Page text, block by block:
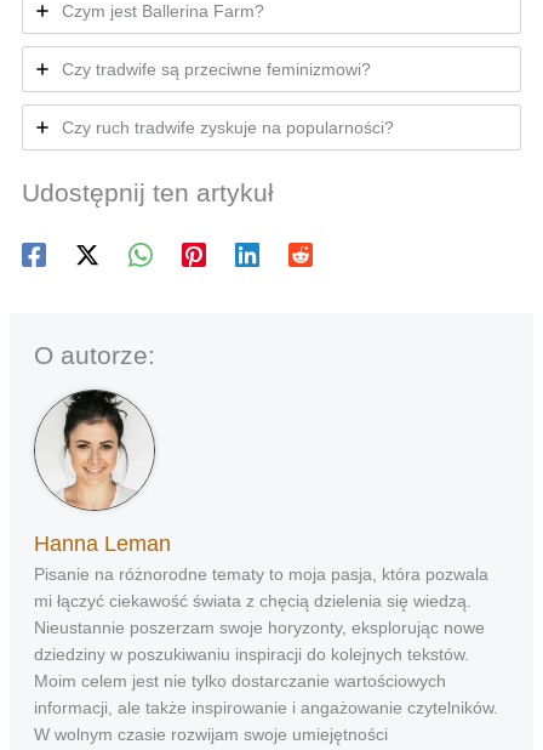
Czym jest Ballerina Farm?
Czy tradwife są przeciwne feminizmowi?
Czy ruch tradwife zyskuje na popularności?
Udostępnij ten artykuł
O autorze:
Hanna Leman
Pisanie na różnorodne tematy to moja pasja, która pozwala
mi łączyć ciekawość świata z chęcią dzielenia się wiedzą.
Nieustannie poszerzam swoje horyzonty, eksplorując nowe
dziedziny w poszukiwaniu inspiracji do kolejnych tekstów.
Moim celem jest nie tylko dostarczanie wartościowych
informacji, ale także inspirowanie i angażowanie czytelników.
W wolnym czasie rozwijam swoje umiejętności